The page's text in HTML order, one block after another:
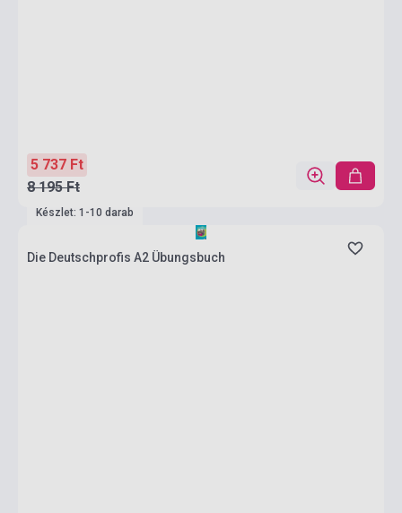
5 737 Ft
8 195 Ft
Készlet: 1-10 darab
Die Deutschprofis A2 Übungsbuch